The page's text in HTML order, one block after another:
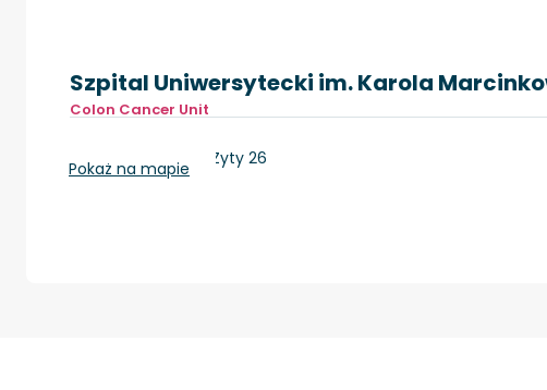
Szpital Uniwersytecki im. Karola
Colon Cancer Unit
Zielona Góra, ul. Zyty 26
Pokaż na mapie